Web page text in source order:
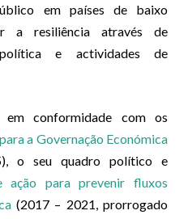
em países de baixo
a resiliência através de
e actividades de
conformidade com os
a Governação Económica
o seu quadro político e
ação para prevenir fluxos
(2017 – 2021, prorrogado